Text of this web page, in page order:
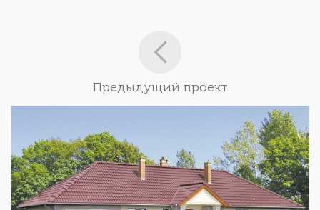
Предыдущий проект